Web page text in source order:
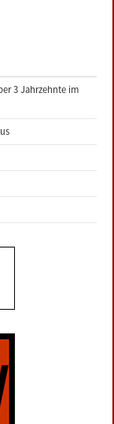
3 Jahrzehnte im